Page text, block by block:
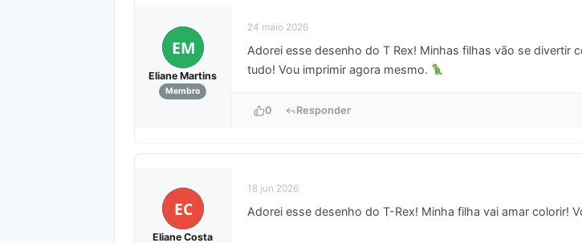
EM
Eliane Martins
Membro
24 maio 2026
Adorei esse desenho do T Rex! Minhas filhas vão se divertir
tudo! Vou imprimir agora mesmo.
0 Responder
EC
Eliane Costa
18 jun 2026
Adorei esse desenho do T-Rex! Minha filha vai amar colorir!